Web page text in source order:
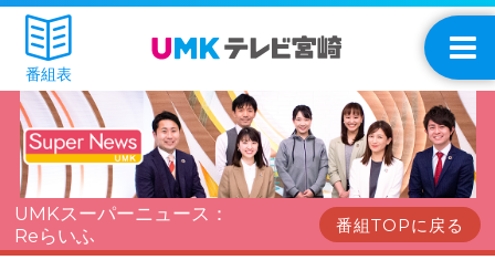
番組表
UMKスーパーニュース：
Reらいふ
番組TOPに戻る